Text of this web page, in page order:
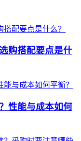
购搭配要点是什
性能与成本如何